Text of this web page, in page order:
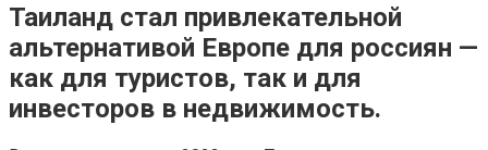
Таиланд стал привлекательной
альтернативой Европе для россиян —
как для туристов, так и для
инвесторов в недвижимость.